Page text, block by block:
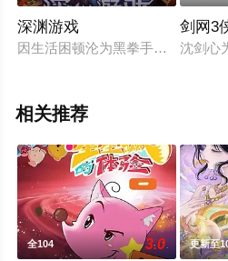
深渊游戏
因生活困顿沦为黑拳手的乔惊霆
剑网3
沈剑心
相关推荐
全104 3.0 更新至